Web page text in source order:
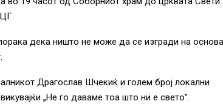
дека ништо не може да се изгради на основа
Драгослав Шчекиќ и голем број локални
„Не го даваме тоа што ни е свето”.